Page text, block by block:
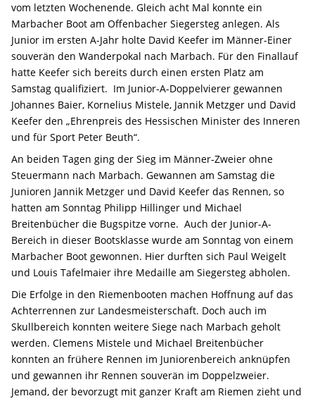
vom letzten Wochenende. Gleich acht Mal konnte ein
Marbacher Boot am Offenbacher Siegersteg anlegen. Als
Junior im ersten A-Jahr holte David Keefer im Männer-Einer
souverän den Wanderpokal nach Marbach. Für den Finallauf
hatte Keefer sich bereits durch einen ersten Platz am
Samstag qualifiziert. Im Junior-A-Doppelvierer gewannen
Johannes Baier, Kornelius Mistele, Jannik Metzger und David
Keefer den „Ehrenpreis des Hessischen Minister des Inneren
und für Sport Peter Beuth“.
An beiden Tagen ging der Sieg im Männer-Zweier ohne
Steuermann nach Marbach. Gewannen am Samstag die
Junioren Jannik Metzger und David Keefer das Rennen, so
hatten am Sonntag Philipp Hillinger und Michael
Breitenbücher die Bugspitze vorne. Auch der Junior-A-
Bereich in dieser Bootsklasse wurde am Sonntag von einem
Marbacher Boot gewonnen. Hier durften sich Paul Weigelt
und Louis Tafelmaier ihre Medaille am Siegersteg abholen.
Die Erfolge in den Riemenbooten machen Hoffnung auf das
Achterrennen zur Landesmeisterschaft. Doch auch im
Skullbereich konnten weitere Siege nach Marbach geholt
werden. Clemens Mistele und Michael Breitenbücher
konnten an frühere Rennen im Juniorenbereich anknüpfen
und gewannen ihr Rennen souverän im Doppelzweier.
Jemand, der bevorzugt mit ganzer Kraft am Riemen zieht und